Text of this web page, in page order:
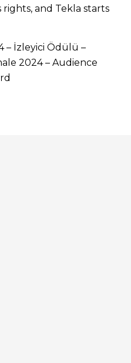
and Tekla starts
– İzleyici Ödülü –
2024 – Audience